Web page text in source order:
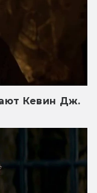
Кевин Дж.